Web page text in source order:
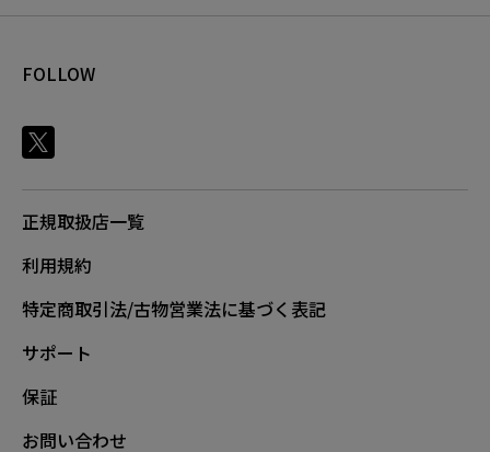
FOLLOW
正規取扱店一覧
利用規約
特定商取引法/古物営業法に基づく表記
サポート
保証
お問い合わせ